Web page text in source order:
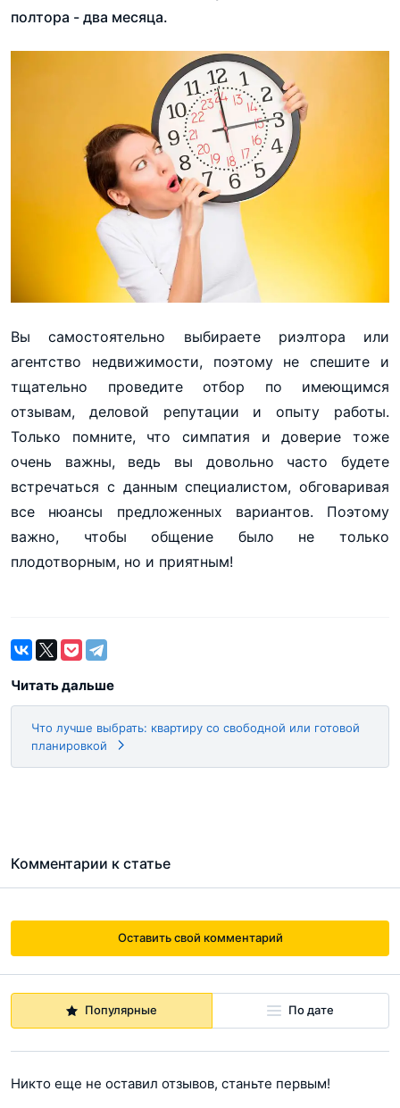
полтора - два месяца.
Вы самостоятельно выбираете риэлтора или
агентство недвижимости, поэтому не спешите и
тщательно проведите отбор по имеющимся
отзывам, деловой репутации и опыту работы.
Только помните, что симпатия и доверие тоже
очень важны, ведь вы довольно часто будете
встречаться с данным специалистом, обговаривая
все нюансы предложенных вариантов. Поэтому
важно, чтобы общение было не только
плодотворным, но и приятным!
Читать дальше
Что лучше выбрать: квартиру со свободной или готовой
планировкой
Комментарии к статье
Оставить свой комментарий
Популярные По дате
Никто еще не оставил отзывов, станьте первым!